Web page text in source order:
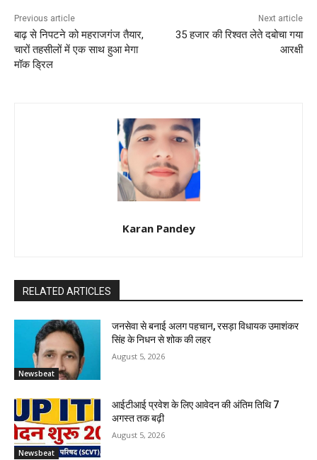
Previous article
बाढ़ से निपटने को महराजगंज तैयार,
चारों तहसीलों में एक साथ हुआ मेगा
मॉक ड्रिल
Next article
35 हजार की रिश्वत लेते दबोचा गया
आरक्षी
Karan Pandey
RELATED ARTICLES
Newsbeat
जनसेवा से बनाई अलग पहचान, रसड़ा विधायक उमाशंकर
सिंह के निधन से शोक की लहर
August 5, 2026
Newsbeat
आईटीआई प्रवेश के लिए आवेदन की अंतिम तिथि 7
अगस्त तक बढ़ी
August 5, 2026